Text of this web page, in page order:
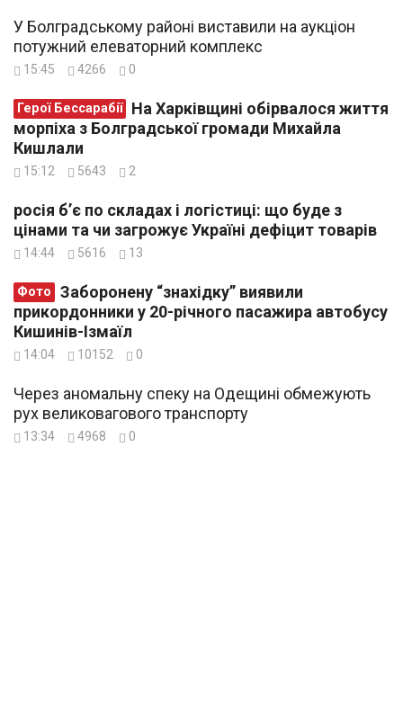
У Болградському районі виставили на аукціон
потужний елеваторний комплекс
15:45 4266 0
Герої Бессарабії
морпіха з Болградської громади Михайла
Кишлали
15:12 5643 2
росія б’є по складах і логістиці: що буде з
цінами та чи загрожує Україні дефіцит товарів
14:44 5616 13
Фото
прикордонники у 20-річного пасажира автобусу
Кишинів-Ізмаїл
14:04 10152 0
Через аномальну спеку на Одещині обмежують
рух великовагового транспорту
13:34 4968 0